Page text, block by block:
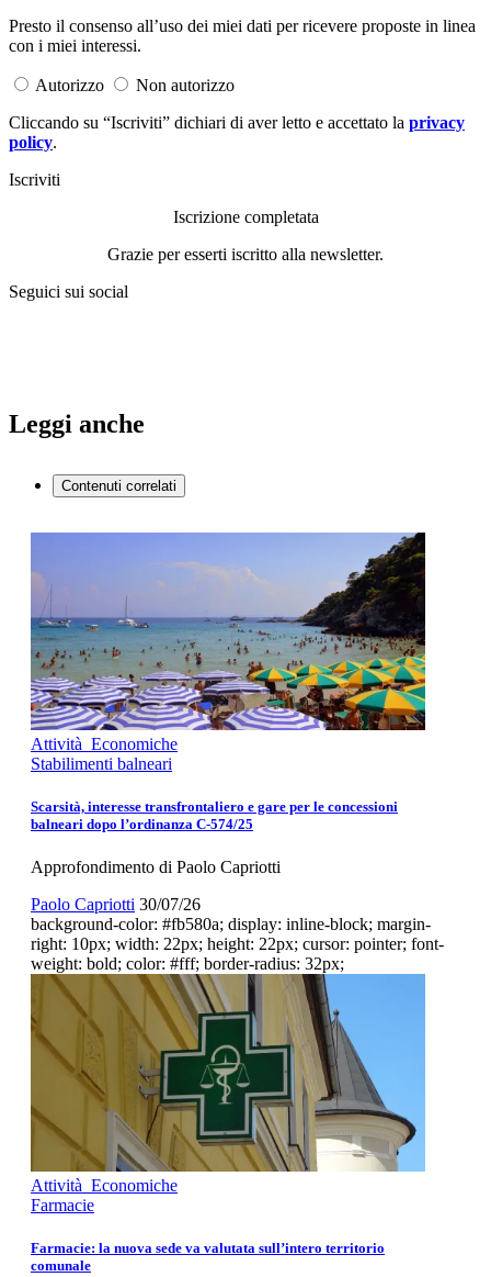
Presto il consenso all’uso dei miei dati per ricevere proposte in linea
con i miei interessi.
Autorizzo
Non autorizzo
Cliccando su “Iscriviti” dichiari di aver letto e accettato la privacy
policy.
Iscriviti
Iscrizione completata
Grazie per esserti iscritto alla newsletter.
Seguici sui social
Leggi anche
Contenuti correlati
Attività Economiche
Stabilimenti balneari
Scarsità, interesse transfrontaliero e gare per le concessioni
balneari dopo l’ordinanza C-574/25
Approfondimento di Paolo Capriotti
Paolo Capriotti 30/07/26
background-color: #fb580a; display: inline-block; margin-
right: 10px; width: 22px; height: 22px; cursor: pointer; font-
weight: bold; color: #fff; border-radius: 32px;
Attività Economiche
Farmacie
Farmacie: la nuova sede va valutata sull’intero territorio
comunale